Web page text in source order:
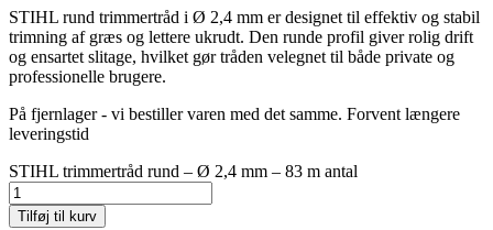
STIHL rund trimmertråd i Ø 2,4 mm er designet til effektiv og stabil
trimning af græs og lettere ukrudt. Den runde profil giver rolig drift
og ensartet slitage, hvilket gør tråden velegnet til både private og
professionelle brugere.
På fjernlager - vi bestiller varen med det samme. Forvent længere
leveringstid
STIHL trimmertråd rund – Ø 2,4 mm – 83 m antal
Tilføj til kurv